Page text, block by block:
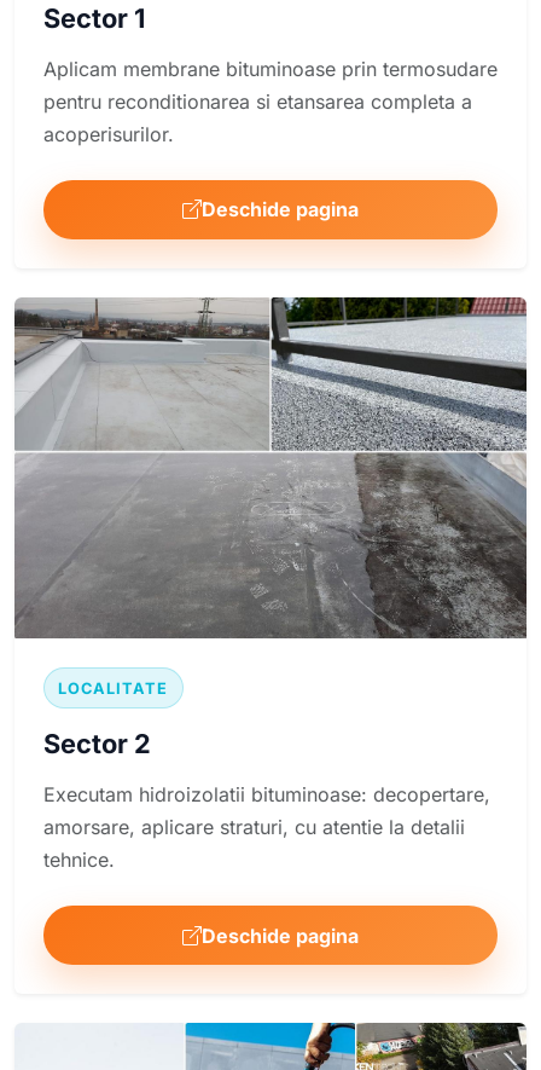
Sector 1
Aplicam membrane bituminoase prin termosudare
pentru reconditionarea si etansarea completa a
acoperisurilor.
Deschide pagina
LOCALITATE
Sector 2
Executam hidroizolatii bituminoase: decopertare,
amorsare, aplicare straturi, cu atentie la detalii
tehnice.
Deschide pagina